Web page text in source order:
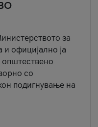
за
официјално ја
општествено
со
подигнување на